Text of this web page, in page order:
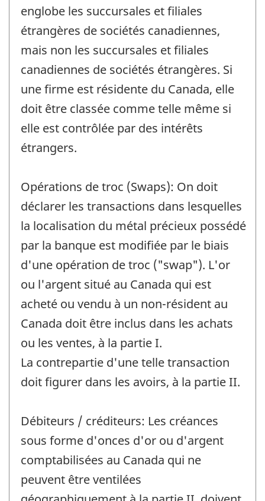
englobe les succursales et filiales
étrangères de sociétés canadiennes,
mais non les succursales et filiales
canadiennes de sociétés étrangères. Si
une firme est résidente du Canada, elle
doit être classée comme telle même si
elle est contrôlée par des intérêts
étrangers.
Opérations de troc (Swaps): On doit
déclarer les transactions dans lesquelles
la localisation du métal précieux possédé
par la banque est modifiée par le biais
d'une opération de troc ("swap"). L'or
ou l'argent situé au Canada qui est
acheté ou vendu à un non-résident au
Canada doit être inclus dans les achats
ou les ventes, à la partie I.
La contrepartie d'une telle transaction
doit figurer dans les avoirs, à la partie II.
Débiteurs / créditeurs: Les créances
sous forme d'onces d'or ou d'argent
comptabilisées au Canada qui ne
peuvent être ventilées